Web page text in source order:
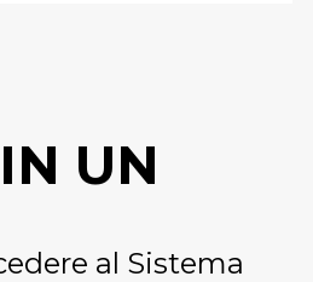
IN UN
al Sistema